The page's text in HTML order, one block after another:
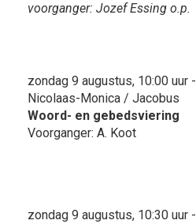
voorganger: Jozef Essing o.p.
zondag 9 augustus, 10:00 uur -
Nicolaas-Monica / Jacobus
Woord- en gebedsviering
Voorganger: A. Koot
zondag 9 augustus, 10:30 uur -